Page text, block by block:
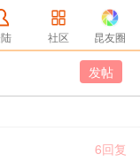
社区 昆友圈
发帖
6回复